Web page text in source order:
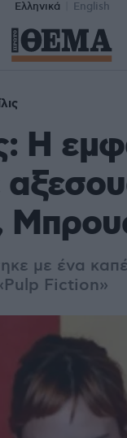
Ελληνικά English
Η
με ένα
Fiction»